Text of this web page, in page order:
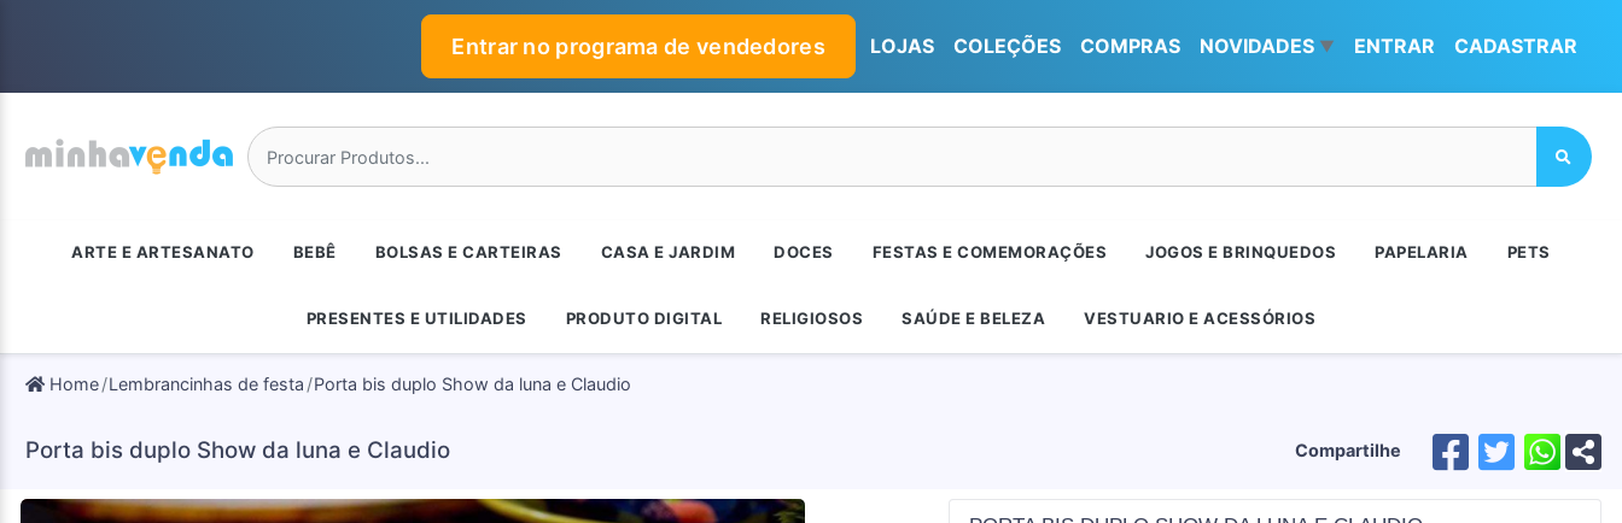
Entrar no programa de vendedores LOJAS COLEÇÕES COMPRAS NOVIDADES ▼ ENTRAR CADASTRAR
ARTE E ARTESANATO BEBÊ BOLSAS E CARTEIRAS CASA E JARDIM DOCES FESTAS E COMEMORAÇÕES JOGOS E BRINQUEDOS PAPELARIA PETS
PRESENTES E UTILIDADES PRODUTO DIGITAL RELIGIOSOS SAÚDE E BELEZA VESTUARIO E ACESSÓRIOS
Home Lembrancinhas de festa Porta bis duplo Show da luna e Claudio
Porta bis duplo Show da luna e Claudio Compartilhe